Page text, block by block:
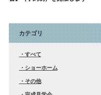
カテゴリ
すべて
ショーホーム
その他